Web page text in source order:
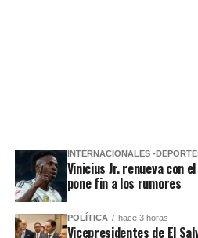
INTERNACIONALES -
Vinicius Jr. renueva con
pone fin a los rumores
POLÍTICA hace 3 horas
Vicepresidentes de El